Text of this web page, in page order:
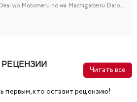
Dungeon ni Deai wo Motomeru no wa Machigatteiru Darou ka Gaiden: Sword Oratoria
РЕЦЕНЗИИ
Читать все
первым, кто оставит рецензию!